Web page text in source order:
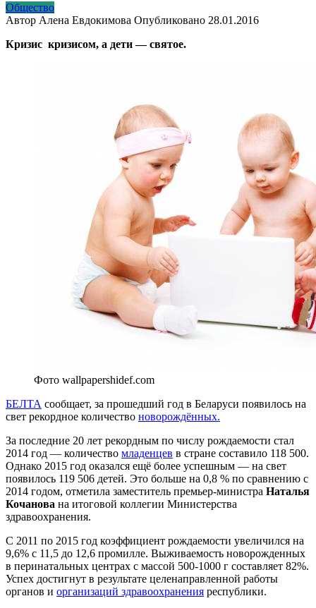
Общество
Автор Алена Евдокимова Опубликовано 28.01.2016
Кризис кризисом, а дети — святое.
Фото wallpapershidef.com
БЕЛТА сообщает, за прошедший год в Беларуси появилось на
свет рекордное количество новорождённых.
За последние 20 лет рекордным по числу рождаемости стал
2014 год — количество младенцев в стране составило 118 500.
Однако 2015 год оказался ещё более успешным — на свет
появилось 119 506 детей. Это больше на 0,8 % по сравнению с
2014 годом, отметила заместитель премьер-министра Наталья
Кочанова на итоговой коллегии Министерства
здравоохранения.
С 2011 по 2015 год коэффициент рождаемости увеличился на
9,6% с 11,5 до 12,6 промилле. Выживаемость новорожденных
в перинатальных центрах с массой 500-1000 г составляет 82%.
Успех достигнут в результате целенаправленной работы
органов и организаций здравоохранения республики.